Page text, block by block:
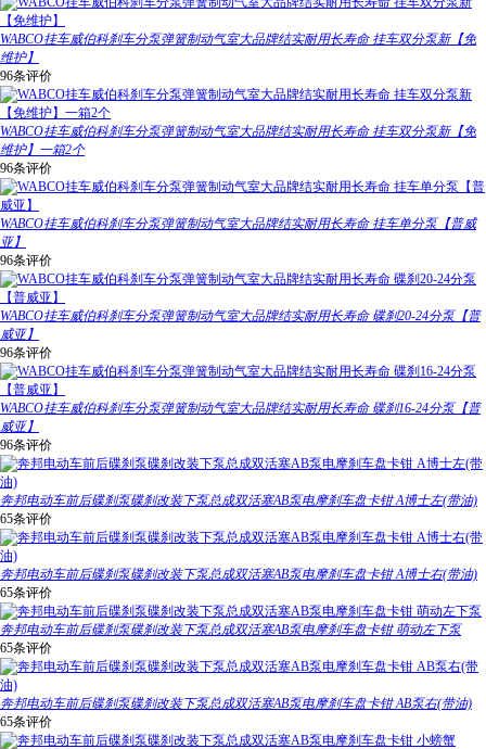
WABCO挂车威伯科刹车分泵弹簧制动气室大品牌结实耐用长寿命 挂车双分泵新【免
维护】
96条评价
WABCO挂车威伯科刹车分泵弹簧制动气室大品牌结实耐用长寿命 挂车双分泵新【免
维护】一箱2个
96条评价
WABCO挂车威伯科刹车分泵弹簧制动气室大品牌结实耐用长寿命 挂车单分泵【普威
亚】
96条评价
WABCO挂车威伯科刹车分泵弹簧制动气室大品牌结实耐用长寿命 碟刹20-24分泵【普
威亚】
96条评价
WABCO挂车威伯科刹车分泵弹簧制动气室大品牌结实耐用长寿命 碟刹16-24分泵【普
威亚】
96条评价
奔邦电动车前后碟刹泵碟刹改装下泵总成双活塞AB泵电摩刹车盘卡钳 A博士左(带油)
65条评价
奔邦电动车前后碟刹泵碟刹改装下泵总成双活塞AB泵电摩刹车盘卡钳 A博士右(带油)
65条评价
奔邦电动车前后碟刹泵碟刹改装下泵总成双活塞AB泵电摩刹车盘卡钳 萌动左下泵
65条评价
奔邦电动车前后碟刹泵碟刹改装下泵总成双活塞AB泵电摩刹车盘卡钳 AB泵右(带油)
65条评价